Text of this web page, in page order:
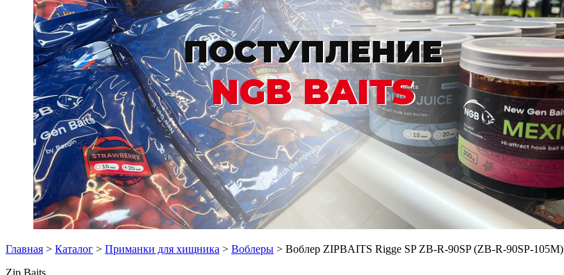
Главная > Каталог > Приманки для хищника > Воблеры > Воблер ZIPBAITS Rigge SP ZB-R-90SP (ZB-R-90SP-105M)
Zip Baits